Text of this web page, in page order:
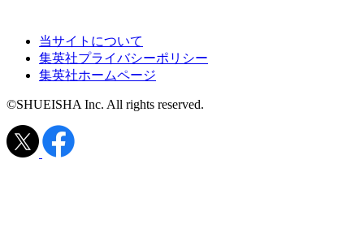
当サイトについて
集英社プライバシーポリシー
集英社ホームページ
©SHUEISHA Inc. All rights reserved.